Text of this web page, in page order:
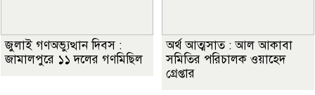
জুলাই গণঅভ্যুত্থান দিবস :
জামালপুরে ১১ দলের গণমিছিল
অর্থ আত্মসাত : আল আকাবা
সমিতির পরিচালক ওয়াহেদ
গ্রেপ্তার